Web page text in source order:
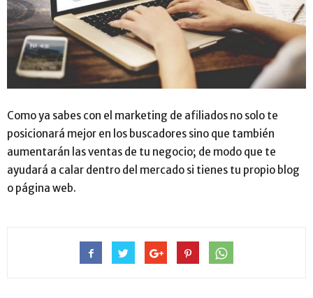
Como ya sabes con el marketing de afiliados no solo te
posicionará mejor en los buscadores sino que también
aumentarán las ventas de tu negocio; de modo que te
ayudará a calar dentro del mercado si tienes tu propio blog
o página web.